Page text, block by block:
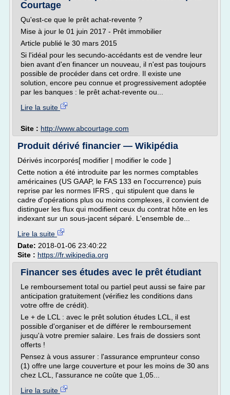
Courtage
Qu'est-ce que le prêt achat-revente ?
Mise à jour le 01 juin 2017 - Prêt immobilier
Article publié le 30 mars 2015
Si l'idéal pour les secundo-accédants est de vendre leur
bien avant d'en financer un nouveau, il n'est pas toujours
possible de procéder dans cet ordre. Il existe une
solution, encore peu connue et progressivement adoptée
par les banques : le prêt achat-revente ou...
Lire la suite
Site : http://www.abcourtage.com
Produit dérivé financier — Wikipédia
Dérivés incorporés[ modifier | modifier le code ]
Cette notion a été introduite par les normes comptables
américaines (US GAAP, le FAS 133 en l'occurrence) puis
reprise par les normes IFRS , qui stipulent que dans le
cadre d'opérations plus ou moins complexes, il convient de
distinguer les flux qui modifient ceux du contrat hôte en les
indexant sur un sous-jacent séparé. L'ensemble de...
Lire la suite
Date: 2018-01-06 23:40:22
Site : https://fr.wikipedia.org
Financer ses études avec le prêt étudiant
Le remboursement total ou partiel peut aussi se faire par
anticipation gratuitement (vérifiez les conditions dans
votre offre de crédit).
Le + de LCL : avec le prêt solution études LCL, il est
possible d'organiser et de différer le remboursement
jusqu'à votre premier salaire. Les frais de dossiers sont
offerts !
Pensez à vous assurer : l'assurance emprunteur conso
(1) offre une large couverture et pour les moins de 30 ans
chez LCL, l'assurance ne coûte que 1,05...
Lire la suite